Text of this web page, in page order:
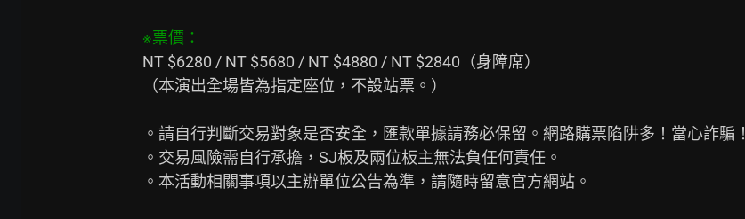
※票價：
NT $6280 / NT $5680 / NT $4880 / NT $2840（身障席）
（本演出全場皆為指定座位，不設站票。）
。請自行判斷交易對象是否安全，匯款單據請務必保留。網路購票陷阱多！當心詐騙！
。交易風險需自行承擔，SJ板及兩位板主無法負任何責任。
。本活動相關事項以主辦單位公告為準，請隨時留意官方網站。